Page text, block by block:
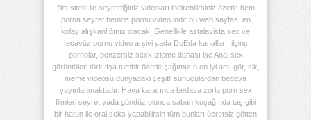
film sitesi ile seyrettiğiniz videoları indirebilirsiniz özetle hem
porna seyret hemde pornu video indir bu web sayfası en
kolay alışkanlığınız olacak. Genellikle astalavista sex ve
tecavüz porno video arşivi yada DoEda kanalları, ilginç
pornolar, benzersiz sexk izleme dahası ise Anal sex
görüntüleri türk ifşa tumblr özetle çağımızın en iyi am, göt, sik,
meme videosu dünyadaki çeşitli sunuculardan bedava
yayınlanmaktadır. Hava kararınca bedava zorla porn sex
filmleri seyret yada gündüz olunca sabah kuşağında taş gibi
bir hatun ile oral seks yapabilirsin tüm bunları ücretsiz götten